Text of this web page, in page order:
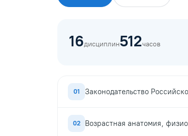
16дисциплин512часов
01 Законодательство
02 Возрастная анатомия,